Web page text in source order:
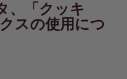
、「クッキ
スの使用につ